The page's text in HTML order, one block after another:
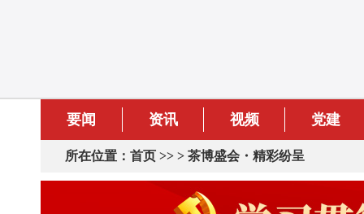
要闻 资讯 视频 党建
所在位置： 首页 >> > 茶博盛会・精彩纷呈